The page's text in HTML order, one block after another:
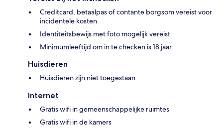
Creditcard, betaalpas of contante borgsom vereist voor
incidentele kosten
Identiteitsbewijs met foto mogelijk vereist
Minimumleeftijd om in te checken is 18 jaar
Huisdieren
Huisdieren zijn niet toegestaan
Internet
Gratis wifi in gemeenschappelijke ruimtes
Gratis wifi in de kamers